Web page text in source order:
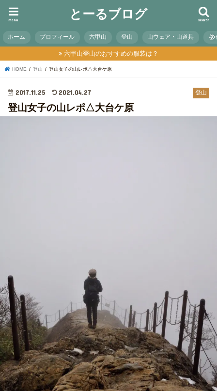
とーるブログ search
menu
ホーム プロフィール 六甲山 登山 山ウェア・山道具 キ
六甲山登山のおすすめの服装は？
HOME 登山 登山女子の山レポ△大台ケ原
登山
2017.11.25 2021.04.27
登山女子の山レポ△大台ケ原